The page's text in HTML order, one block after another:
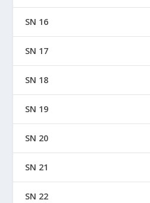
SN 16
SN 17
SN 18
SN 19
SN 20
SN 21
SN 22